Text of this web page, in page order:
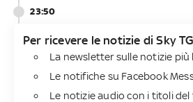
23:50
Per ricevere le notizie di Sky
La newsletter sulle notizie
Le notifiche su Facebook
Le notizie audio con i titoli del